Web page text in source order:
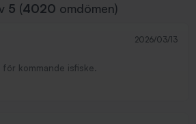
5 (4020 omdömen)
2026/03/13
kommande isfiske.